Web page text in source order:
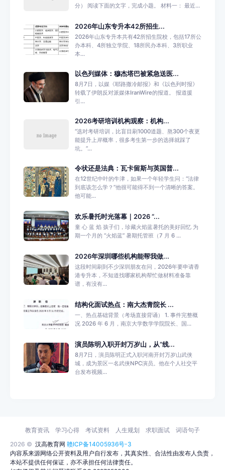
分） 阅读下面的文字，完成小题。 材料一： 最近...
2026年山东专升本42所招生...
2026年山东专升本共有42所招生院校，包括17所公
办本科、4所独立学院、18所民办本科、3所职业
本...
以色列媒体：穆杰塔巴被紧急送医...
8月7日，以媒《耶路撒冷邮报》和《以色列时报》
转载了伊朗反对派媒体IranWire的报道。 报道援
引...
2026考研培训机构观察：机构...
“选对考研培训，比盲目刷1000道题、熬300个夜更
能提升上岸概率，很多考生第一步的选择就踩了
坑。”...
令状还是法典：瓦卡留斯与英国普...
在12世纪中叶的牛津，如果一个年轻学生问：“法律
到底该怎么学？”他很可能得不到一个清晰的答案。
他可能...
欢乐暑托时光落幕｜2026 “...
童 心 蓝 焰 孩子们，珍藏火焰蓝暑托的美好回忆 为
期一个月的 “火焰蓝” 暑期托管班（7 月 6 ...
2026年深圳哪些机构能帮我做...
这段时间刷到不少深圳朋友在问，2026年要申请香
港专升本，不知道找哪家机构帮忙做材料准备靠
谱，有没有...
结构化面试热点：南大杰青院长 ...
一、热点基础背景（考场直接背诵） 1. 事件完整概
况 2026 年 6 月，南京大学数学学院院长、国...
演员陈明入职开封万岁山，从“线...
8月7日，演员陈明正式入职河南开封万岁山武侠
城，成为景区一名武侠NPC演员。他在个人社交平
台发布视频...
2026 © 汉高教育网 赣ICP备14005936号-3
内容系来源网络公开资料及用户自行发布，其真实性、合法性由发布人负责，
本站不提供任何保证，亦不承担任何法律责任。
教育资讯 学习心得 考试资料 人生规划 求职面试 词语句子